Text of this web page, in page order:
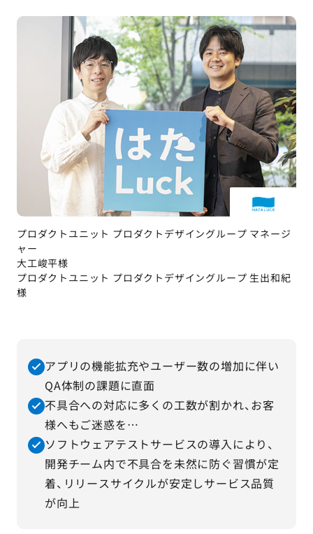
サービス詳細資料 見積・お問い合わせ
サービスお問い合わせ専用番号
03-6865-4864
（平日9:30〜18:00）
※その他のご連絡は
03-5333-1246
プロダクトユニット プロダクトデザイングループ マネージ
ャー
大工峻平様
プロダクトユニット プロダクトデザイングループ 生出和紀
様
アプリの機能拡充やユーザー数の増加に伴い
QA体制の課題に直面
不具合への対応に多くの工数が割かれ、お客
様へもご迷惑を…
ソフトウェアテストサービスの導入により、
開発チーム内で不具合を未然に防ぐ習慣が定
着、リリースサイクルが安定しサービス品質
が向上